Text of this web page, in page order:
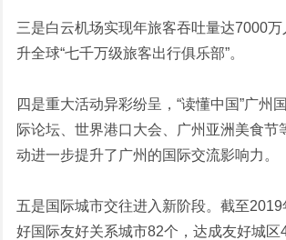
三是白云机场实现年旅客吞吐量达7000
升全球“七千万级旅客出行俱乐部”。
四是重大活动异彩纷呈，“读懂中国”广州
际论坛、世界港口大会、广州亚洲美食节
动进一步提升了广州的国际交流影响力。
五是国际城市交往进入新阶段。截至
好国际友好关系城市82个，达成友好城区